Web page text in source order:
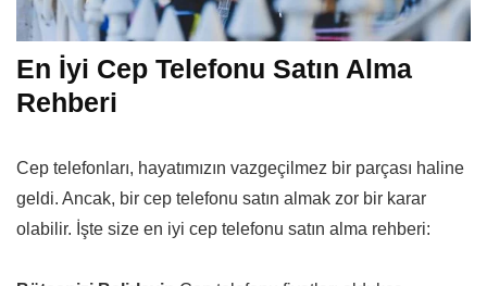
En İyi Cep Telefonu Satın Alma
Rehberi
Cep telefonları, hayatımızın vazgeçilmez bir parçası haline
geldi. Ancak, bir cep telefonu satın almak zor bir karar
olabilir. İşte size en iyi cep telefonu satın alma rehberi: